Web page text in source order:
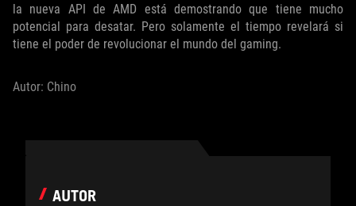
la nueva API de AMD está demostrando que tiene mucho
potencial para desatar. Pero solamente el tiempo revelará si
tiene el poder de revolucionar el mundo del gaming.
Autor: Chino
AUTOR